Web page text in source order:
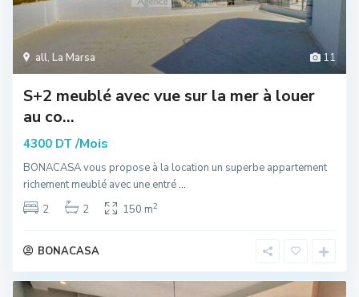
11
all, La Marsa
S+2 meublé avec vue sur la mer à louer
au co...
4300 DT /Mois
BONACASA vous propose à la location un superbe appartement
richement meublé avec une entré...
2
2 150 m2
BONACASA